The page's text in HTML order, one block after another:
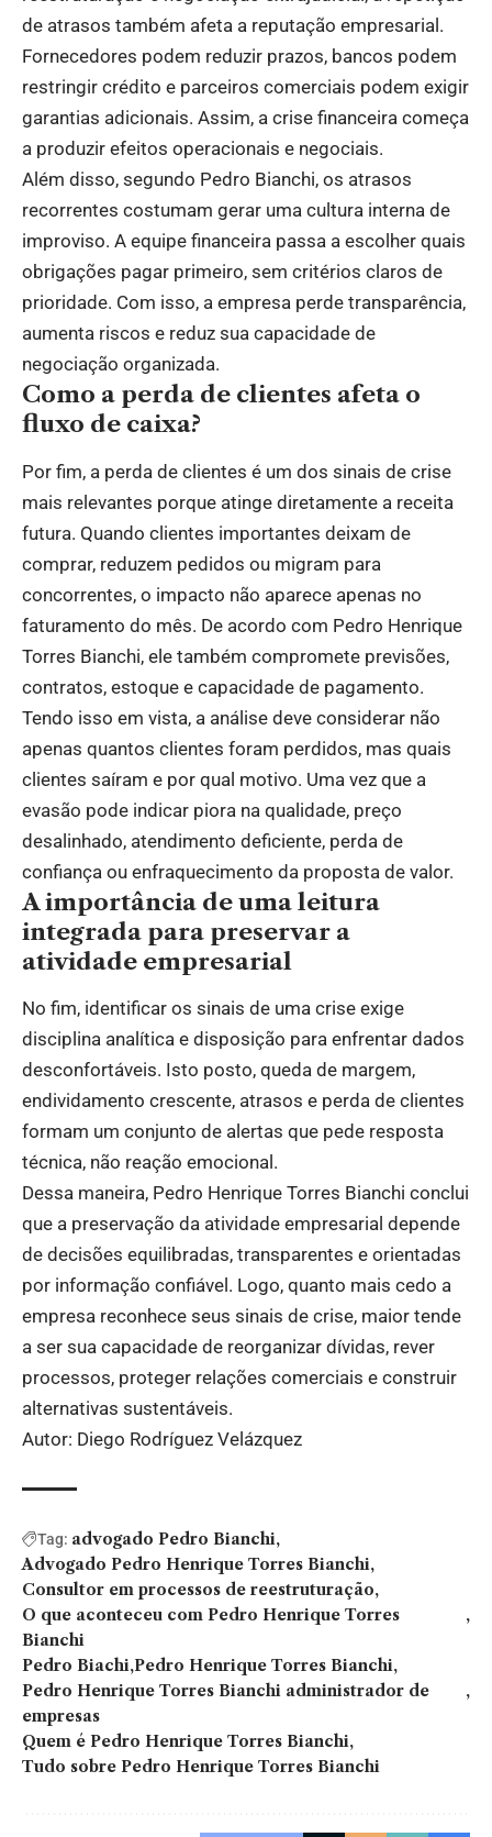
de atrasos também afeta a reputação empresarial.
Fornecedores podem reduzir prazos, bancos podem
restringir crédito e parceiros comerciais podem exigir
garantias adicionais. Assim, a crise financeira começa
a produzir efeitos operacionais e negociais.
Além disso, segundo Pedro Bianchi, os atrasos
recorrentes costumam gerar uma cultura interna de
improviso. A equipe financeira passa a escolher quais
obrigações pagar primeiro, sem critérios claros de
prioridade. Com isso, a empresa perde transparência,
aumenta riscos e reduz sua capacidade de
negociação organizada.
Como a perda de clientes afeta o
fluxo de caixa?
Por fim, a perda de clientes é um dos sinais de crise
mais relevantes porque atinge diretamente a receita
futura. Quando clientes importantes deixam de
comprar, reduzem pedidos ou migram para
concorrentes, o impacto não aparece apenas no
faturamento do mês. De acordo com Pedro Henrique
Torres Bianchi, ele também compromete previsões,
contratos, estoque e capacidade de pagamento.
Tendo isso em vista, a análise deve considerar não
apenas quantos clientes foram perdidos, mas quais
clientes saíram e por qual motivo. Uma vez que a
evasão pode indicar piora na qualidade, preço
desalinhado, atendimento deficiente, perda de
confiança ou enfraquecimento da proposta de valor.
A importância de uma leitura
integrada para preservar a
atividade empresarial
No fim, identificar os sinais de uma crise exige
disciplina analítica e disposição para enfrentar dados
desconfortáveis. Isto posto, queda de margem,
endividamento crescente, atrasos e perda de clientes
formam um conjunto de alertas que pede resposta
técnica, não reação emocional.
Dessa maneira, Pedro Henrique Torres Bianchi conclui
que a preservação da atividade empresarial depende
de decisões equilibradas, transparentes e orientadas
por informação confiável. Logo, quanto mais cedo a
empresa reconhece seus sinais de crise, maior tende
a ser sua capacidade de reorganizar dívidas, rever
processos, proteger relações comerciais e construir
alternativas sustentáveis.
Autor: Diego Rodríguez Velázquez
Tag: advogado Pedro Bianchi
Advogado Pedro Henrique Torres Bianchi
Consultor em processos de reestruturação
O que aconteceu com Pedro Henrique Torres
Bianchi
Pedro Biachi Pedro Henrique Torres Bianchi
Pedro Henrique Torres Bianchi administrador de
empresas
Quem é Pedro Henrique Torres Bianchi
Tudo sobre Pedro Henrique Torres Bianchi